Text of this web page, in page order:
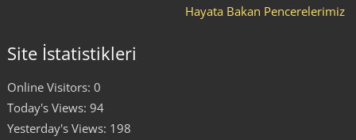
Hayata Bakan Pencerelerimiz
Site İstatistikleri
Online Visitors: 0
Today's Views: 94
Yesterday's Views: 198